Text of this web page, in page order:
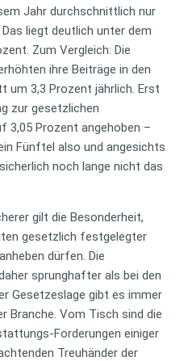
Jahr durchschnittlich nur
liegt deutlich unter dem
Zum Vergleich: Die
ihre Beiträge in den
um 3,3 Prozent jährlich. Erst
zur gesetzlichen
3,05 Prozent angehoben –
Fünftel also und angesichts
noch lange nicht das
gilt die Besonderheit,
gesetzlich festgelegter
dürfen. Die
sprunghafter als bei den
Gesetzeslage gibt es immer
Branche. Vom Tisch sind die
Forderungen einiger
Treuhänder der